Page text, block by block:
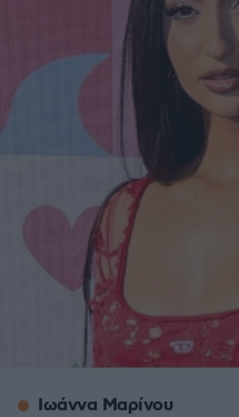
Ιωάννα Μαρίνου